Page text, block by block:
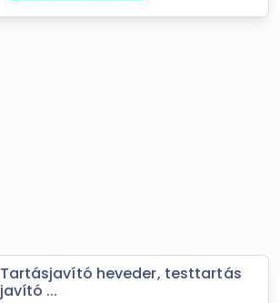
Tartásjavító heveder, testtartás
javító ...